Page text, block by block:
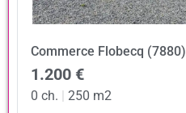
Commerce Flobecq (7880)
1.200 €
0 ch. 250 m2